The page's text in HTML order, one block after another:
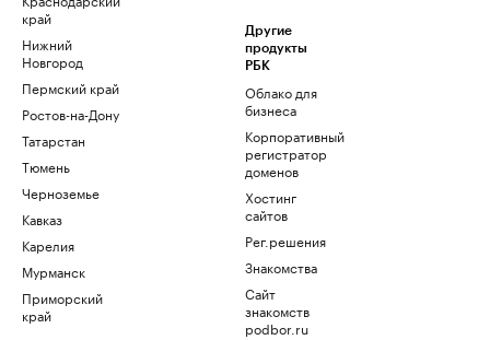
край
Нижний
Новгород
Пермский край
Ростов-на-Дону
Татарстан
Тюмень
Черноземье
Кавказ
Карелия
Мурманск
Приморский
край
Другие
продукты
РБК
Облако для
бизнеса
Корпоративный
регистратор
доменов
Хостинг
сайтов
Рег.решения
Знакомства
Сайт
знакомств
podbor.ru